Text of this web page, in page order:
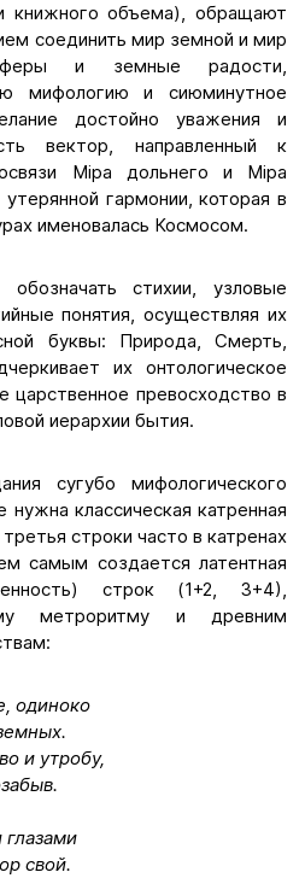
книжного объема), обращают
соединить мир земной и мир
и земные радости,
мифологию и сиюминутное
достойно уважения и
вектор, направленный к
Мiра дольнего и Мiра
гармонии, которая в
именовалась Космосом.
стихии, узловые
понятия, осуществляя их
буквы: Природа, Смерть,
их онтологическое
царственное превосходство в
иерархии бытия.
сугубо мифологического
нужна классическая катренная
строки часто в катренах
самым создается латентная
строк (1+2, 3+4),
метроритму и древним
одиноко
и утробу,
свой.